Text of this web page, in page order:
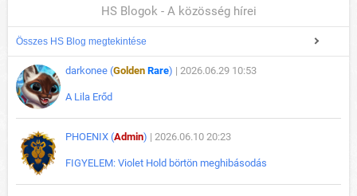
HS Blogok - A közösség hírei
Összes HS Blog megtekintése
darkonee (Golden Rare) | 2026.06.29 10:53
A Lila Erőd
PHOENIX (Admin) | 2026.06.10 20:23
FIGYELEM: Violet Hold börtön meghibásodás